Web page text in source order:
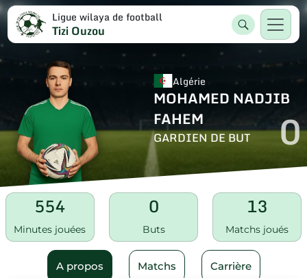
Ligue wilaya de football
Tizi Ouzou
Algérie
MOHAMED NADJIB
FAHEM
GARDIEN DE BUT 0
554
Minutes jouées
0
Buts
13
Matchs joués
A propos Matchs Carrière